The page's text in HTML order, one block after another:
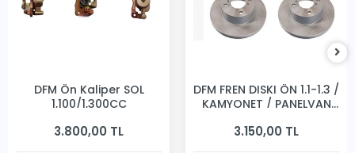
DFM Ön Kaliper SOL
1,100/1,300CC
3.800,00 TL
DFM FREN DISKI ÖN 1.1-1.3 /
KAMYONET / PANELVAN
3.150,00 TL